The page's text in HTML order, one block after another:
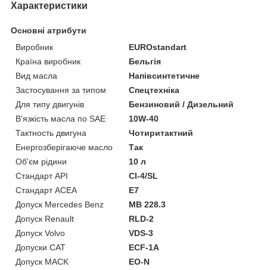
Характеристики
Основні атрибути
Виробник
EUROstandart
Країна виробник
Бельгія
Вид масла
Напівсинтетичне
Застосування за типом
Спецтехніка
Для типу двигунів
Бензиновий / Дизельний
В'язкість масла по SAE
10W-40
Тактность двигуна
Чотиритактний
Енергозберігаюче масло
Так
Об'єм рідини
10 л
Стандарт API
CI-4/SL
Стандарт ACEA
E7
Допуск Mercedes Benz
MB 228.3
Допуск Renault
RLD-2
Допуск Volvo
VDS-3
Допуски CAT
ECF-1A
Допуск MACK
EO-N